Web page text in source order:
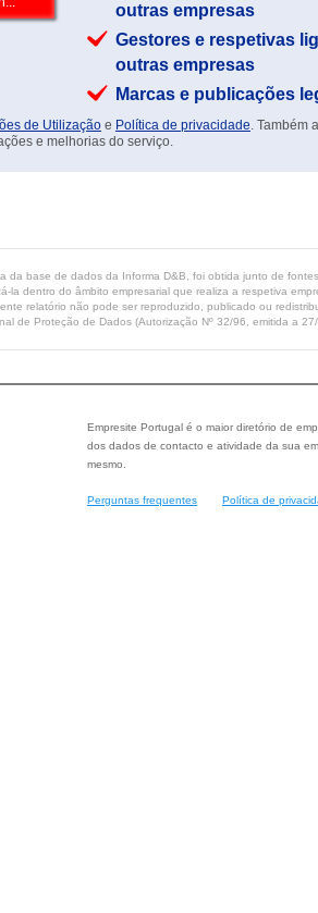
outras empresas
Gestores e respetivas
outras empresas
Marcas e publicações
de Utilização e Política de privacidade. Também
e melhorias do serviço.
da base de dados da Informa D&B, foi obtida junto de
la dentro do âmbito empresarial que realiza a respetiva
relatório não pode ser reproduzido, publicado ou
de Proteção de Dados (Autorização Nº 32/96, emitida a
Empresite Portugal é o maior diretório de
dos dados de contacto e atividade da sua
mesmo.
Perguntas frequentes Política de